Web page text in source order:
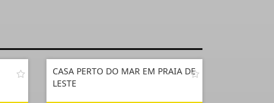
CASA PERTO DO MAR EM PRAIA DE
LESTE